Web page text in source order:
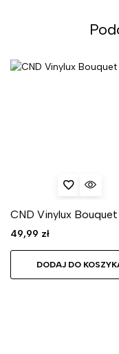
CND Vinylux
49,99 zł
DODAJ DO